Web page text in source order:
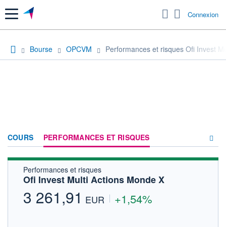
Menu Connexion
Bourse OPCVM Performances et risques Ofi Invest
COURS PERFORMANCES ET RISQUES
FORUM
Performances et risques
Ofi Invest Multi Actions Monde X
3 261,91 EUR +1,54%